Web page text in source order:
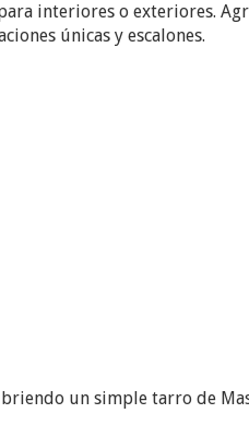
interiores o exteriores.
únicas y escalones.
un simple tarro de